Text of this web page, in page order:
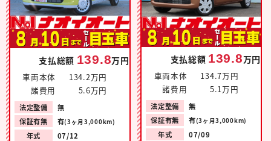
支払総額 139.8万円
車両本体
134.2万円
諸費用
5.6万円
法定整備
無
保証有無
有(3ヶ月3,000km)
年式
07/12
支払総額 139.8万円
車両本体
134.7万円
諸費用
5.1万円
法定整備
無
保証有無
有(3ヶ月3,000km)
年式
07/09